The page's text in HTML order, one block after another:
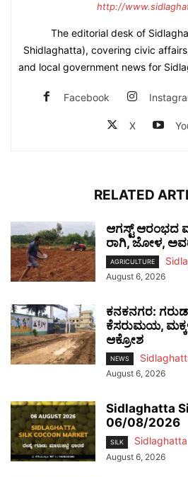
http://
The editorial desk of
Shidlaghatta), covering civic
and local government news for
Facebook
X
RELATED
ಆಗಸ್ಟ್ ಆರಂಭದ
ರಾಗಿ, ಜೋಳ, ಅವರೆ
AGRICULTURE
August 6, 2026
ಕನಕನಗರ:
ಕೆಸರುಮಯ,
ಆಕ್ರೋಶ
NEWS
August 6, 2026
Sidlaghatta
06/08/2026
SILK
August 6, 2026